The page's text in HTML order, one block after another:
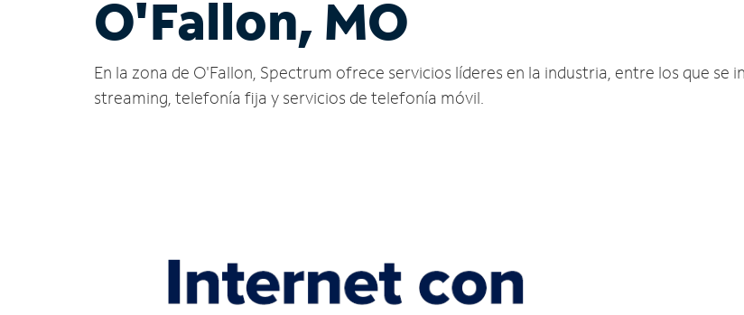
O'Fallon, MO
En la zona de O'Fallon, Spectrum ofrece servicios líderes en la industria, entre los que
streaming, telefonía fija y servicios de telefonía móvil.